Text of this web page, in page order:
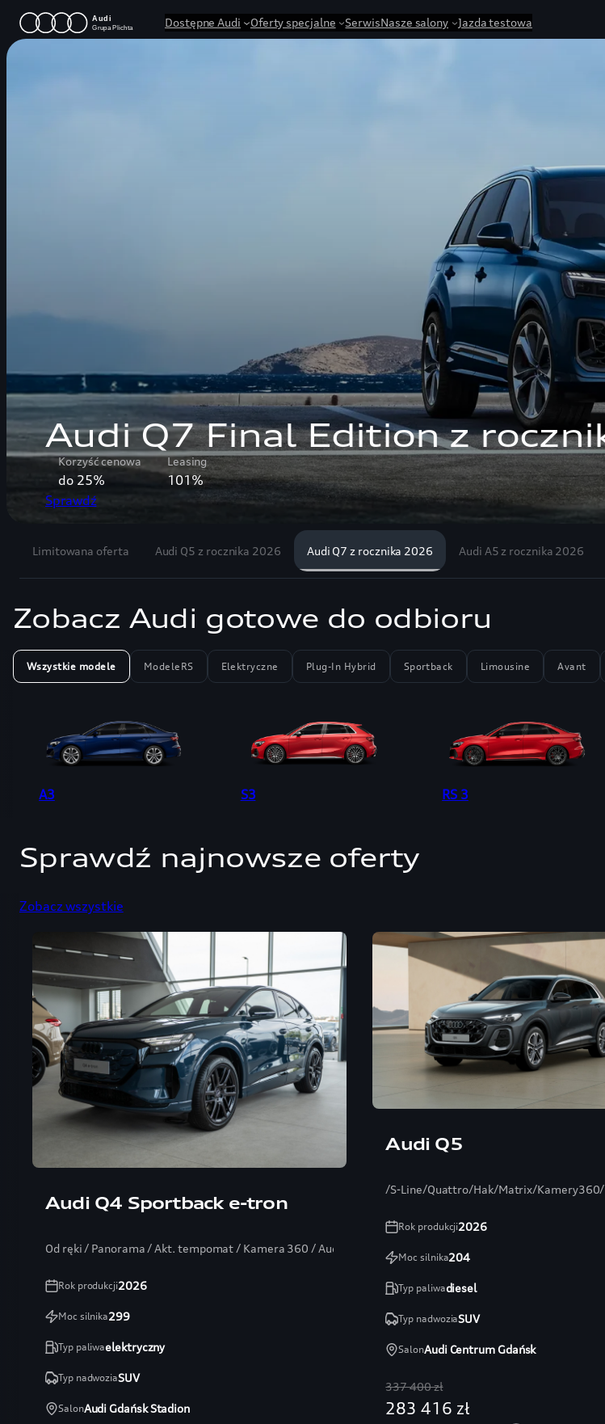
Przejdź
do
treści
Dostępne Audi Oferty specjalne SerwisNasze salony Jazda testowa
A5 z rocznika 2026
Gotowe do odbioru
od 207 000 złotych
Leasing
101%
Sprawdź
Limitowana oferta Audi Q5 z rocznika 2026 Audi Q7 z rocznika 2026 Audi A5 z rocznika 2026
Zobacz Audi gotowe do odbioru
Wszystkie modele ModeleRS Elektryczne Plug-In Hybrid Sportback Limousine Avant
A3 S3 RS 3
Sprawdź najnowsze oferty
Zobacz wszystkie
Audi Q4 Sportback e-tron
Od ręki / Panorama / Akt. tempomat / Kamera 360 / Audio SONOS
Rok produkcji2026
Moc silnika299
Typ paliwaelektryczny
Typ nadwoziaSUV
SalonAudi Gdańsk Stadion
Audi Q5
/S-Line/Quattro/Hak/Matrix/Kamery360/
Rok produkcji2026
Moc silnika204
Typ paliwadiesel
Typ nadwoziaSUV
SalonAudi Centrum Gdańsk
337 400 zł
283 416 zł